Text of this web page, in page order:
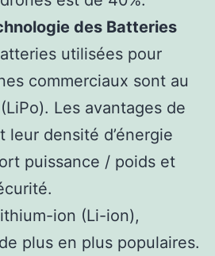
des Batteries
utilisées pour
commerciaux sont au
Les avantages de
leur densité d’énergie
puissance / poids et
ion (Li-ion),
plus en plus populaires.